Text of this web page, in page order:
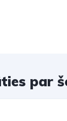
par